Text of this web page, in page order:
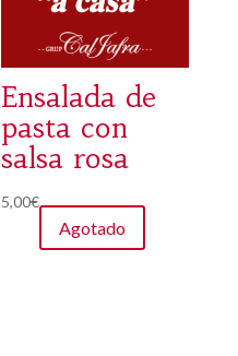
Ensalada de
pasta con
salsa rosa
5,00€
Agotado